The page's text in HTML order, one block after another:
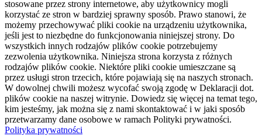
stosowane przez strony internetowe, aby użytkownicy mogli
korzystać ze stron w bardziej sprawny sposób. Prawo stanowi, że
możemy przechowywać pliki cookie na urządzeniu użytkownika,
jeśli jest to niezbędne do funkcjonowania niniejszej strony. Do
wszystkich innych rodzajów plików cookie potrzebujemy
zezwolenia użytkownika. Niniejsza strona korzysta z różnych
rodzajów plików cookie. Niektóre pliki cookie umieszczane są
przez usługi stron trzecich, które pojawiają się na naszych stronach.
W dowolnej chwili możesz wycofać swoją zgodę w Deklaracji dot.
plików cookie na naszej witrynie. Dowiedz się więcej na temat tego,
kim jesteśmy, jak można się z nami skontaktować i w jaki sposób
przetwarzamy dane osobowe w ramach Polityki prywatności.
Polityka prywatności